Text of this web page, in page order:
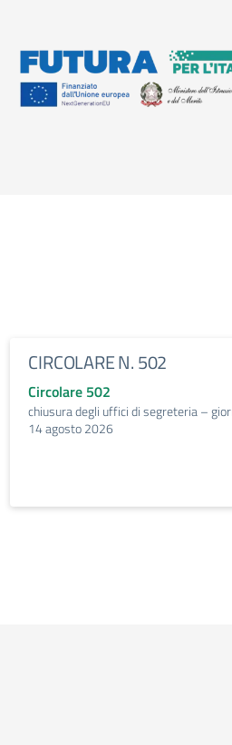
CIRCOLARE N. 502
Circolare 502
chiusura degli uffici di segreteria –
14 agosto 2026